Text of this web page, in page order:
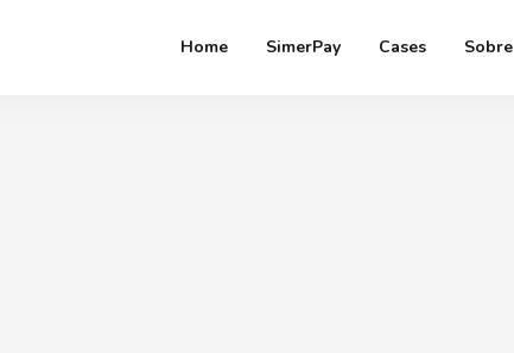
Home SimerPay Cases Sobre